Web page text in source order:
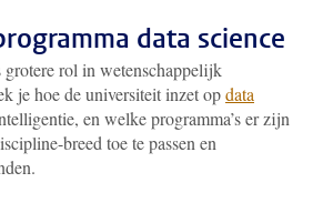
data science
grotere rol in wetenschappelijk
je hoe de universiteit inzet opdata
en welke programma’s er zijn
breed toe te passen en